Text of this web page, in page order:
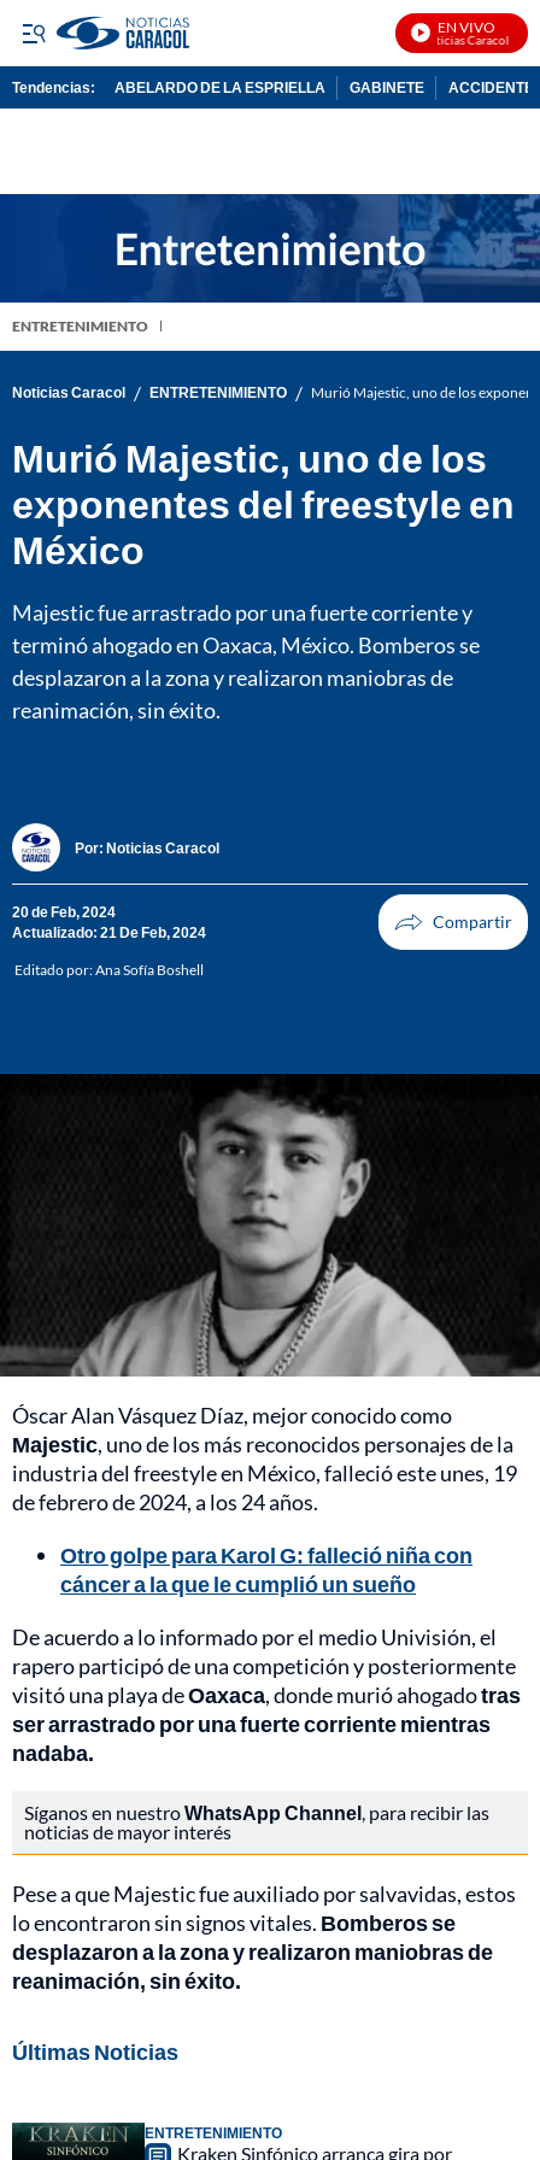
EN VIVO
Noticias Caracol En
Tendencias: ABELARDO DE LA ESPRIELLA GABINETE ACCIDENTE
ENTRETENIMIENTO
Noticias Caracol / ENTRETENIMIENTO / Murió Majestic, uno de los
Murió Majestic, uno de los
exponentes del freestyle en
México
Majestic fue arrastrado por una fuerte corriente y
terminó ahogado en Oaxaca, México. Bomberos se
desplazaron a la zona y realizaron maniobras de
reanimación, sin éxito.
Por: Noticias Caracol
20 de Feb, 2024
Actualizado: 21 De Feb, 2024
Editado por:Ana Sofía Boshell
Óscar Alan Vásquez Díaz, mejor conocido como
Majestic, uno de los más reconocidos personajes de la
industria del freestyle en México, falleció este unes, 19
de febrero de 2024, a los 24 años.
Otro golpe para Karol G: falleció niña con
cáncer a la que le cumplió un sueño
De acuerdo a lo informado por el medio Univisión, el
rapero participó de una competición y posteriormente
visitó una playa deOaxaca, donde murió ahogadotras
ser arrastrado por una fuerte corriente mientras
nadaba.
Síganos en nuestroWhatsApp Channel, para recibir las
noticias de mayor interés
Pese a que Majestic fue auxiliado por salvavidas, estos
lo encontraron sin signos vitales. Bomberos se
desplazaron a la zona y realizaron maniobras de
reanimación, sin éxito.
Últimas Noticias
ENTRETENIMIENTO
Kraken Sinfónico arranca gira por